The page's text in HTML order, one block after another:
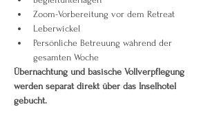
Zoom-Vorbereitung vor dem Retreat
Leberwickel
Persönliche Betreuung während der
gesamten Woche
Übernachtung und basische Vollverpflegung
werden separat direkt über das Inselhotel
gebucht.